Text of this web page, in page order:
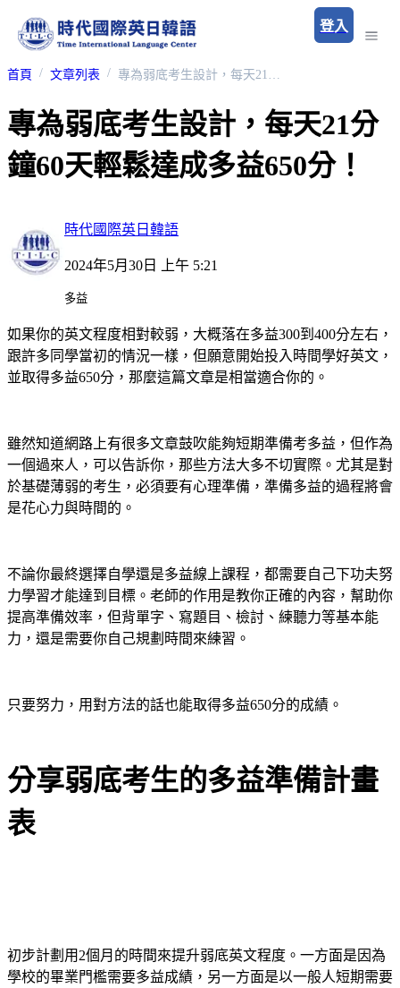
登入
首頁 文章列表 專為弱底考生設計，每天21分鐘60天輕鬆達成多益650分！
專為弱底考生設計，每天21分
鐘60天輕鬆達成多益650分！
時代國際英日韓語
2024年5月30日 上午 5:21
多益
如果你的英文程度相對較弱，大概落在多益300到400分左右，
跟許多同學當初的情況一樣，但願意開始投入時間學好英文，
並取得多益650分，那麼這篇文章是相當適合你的。
雖然知道網路上有很多文章鼓吹能夠短期準備考多益，但作為
一個過來人，可以告訴你，那些方法大多不切實際。尤其是對
於基礎薄弱的考生，必須要有心理準備，準備多益的過程將會
是花心力與時間的。
不論你最終選擇自學還是多益線上課程，都需要自己下功夫努
力學習才能達到目標。老師的作用是教你正確的內容，幫助你
提高準備效率，但背單字 、寫題目、檢討、練聽力等基本能
力，還是需要你自己規劃時間來練習。
只要努力，用對方法的話也能取得多益650分的成績。
分享弱底考生的多益準備計畫
表
初步計劃用2個月的時間來提升弱底英文程度。一方面是因為
學校的畢業門檻需要多益成績，另一方面是以一般人短期需要